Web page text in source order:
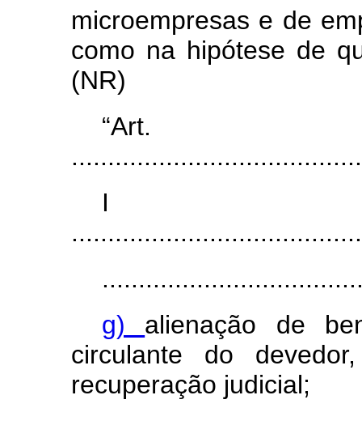
microempresas e de
como na hipótese de
(NR)
I
g) alienação de
circulante do
recuperação judicial;